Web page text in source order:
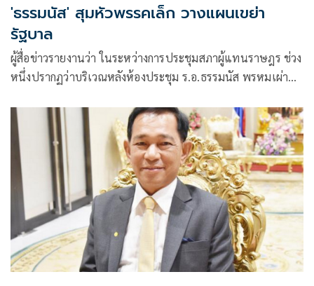
'ธรรมนัส' สุมหัวพรรคเล็ก วางแผนเขย่า
รัฐบาล
ผู้สื่อข่าวรายงานว่า ในระหว่างการประชุมสภาผู้แทนราษฎร ช่วง
หนึ่งปรากฏว่าบริเวณหลังห้องประชุม ร.อ.ธรรมนัส พรหมเผ่า